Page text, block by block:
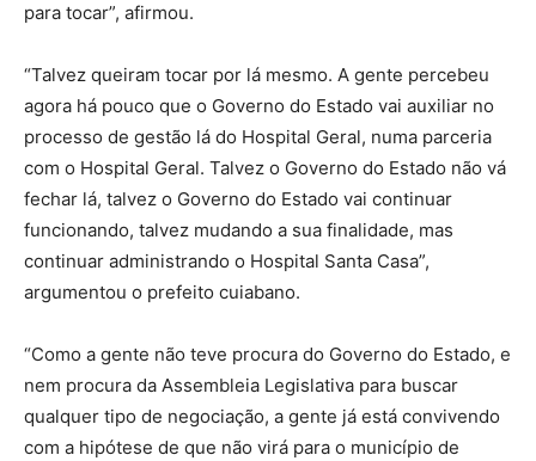
para tocar”, afirmou.
“Talvez queiram tocar por lá mesmo. A gente percebeu
agora há pouco que o Governo do Estado vai auxiliar no
processo de gestão lá do Hospital Geral, numa parceria
com o Hospital Geral. Talvez o Governo do Estado não vá
fechar lá, talvez o Governo do Estado vai continuar
funcionando, talvez mudando a sua finalidade, mas
continuar administrando o Hospital Santa Casa”,
argumentou o prefeito cuiabano.
“Como a gente não teve procura do Governo do Estado, e
nem procura da Assembleia Legislativa para buscar
qualquer tipo de negociação, a gente já está convivendo
com a hipótese de que não virá para o município de